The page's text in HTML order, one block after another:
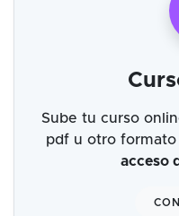
Sube tu curso
pdf u otro formato
acceso